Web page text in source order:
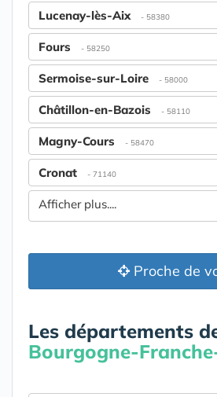
Lucenay-lès-Aix - 58380
Fours - 58250
Sermoise-sur-Loire - 58000
Châtillon-en-Bazois - 58110
Magny-Cours - 58470
Cronat - 71140
Afficher plus....
Proche de
Les départements
Bourgogne-